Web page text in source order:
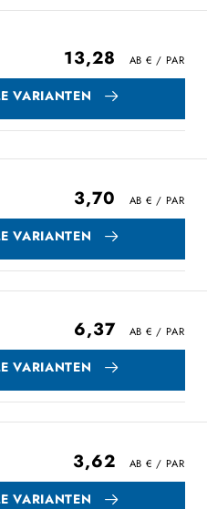
13,28
VARIANTEN
3,70
VARIANTEN
6,37
VARIANTEN
3,62
VARIANTEN